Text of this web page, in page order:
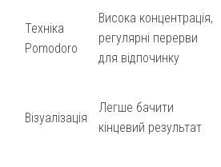
Техніка
Pomodoro
Висока концентрація,
регулярні перерви
для відпочинку
Візуалізація
Легше бачити
кінцевий результат